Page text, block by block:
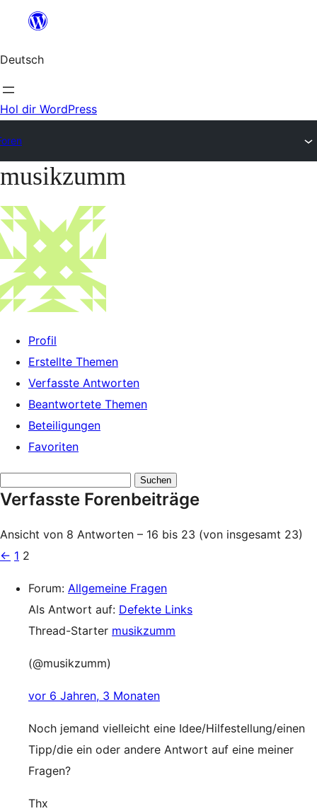
springen
Deutsch
Hol dir WordPress
Zum
springen
musikzumm
Profil
Erstellte Themen
Verfasste Antworten
Beantwortete Themen
Beteiligungen
Favoriten
suchen:
Verfasste Forenbeiträge
Ansicht von 8 Antworten – 16 bis 23 (von insgesamt 23)
← 1 2
Forum: Allgemeine Fragen
Als Antwort auf: Defekte Links
Thread-Starter musikzumm
(@musikzumm)
vor 6 Jahren, 3 Monaten
Noch jemand vielleicht eine Idee/Hilfestellung/einen
Tipp/die ein oder andere Antwort auf eine meiner
Fragen?
Thx